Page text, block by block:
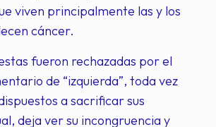
viven principalmente las y los
cáncer.
fueron rechazadas por el
de “izquierda”, toda vez
a sacrificar sus
deja ver su incongruencia y